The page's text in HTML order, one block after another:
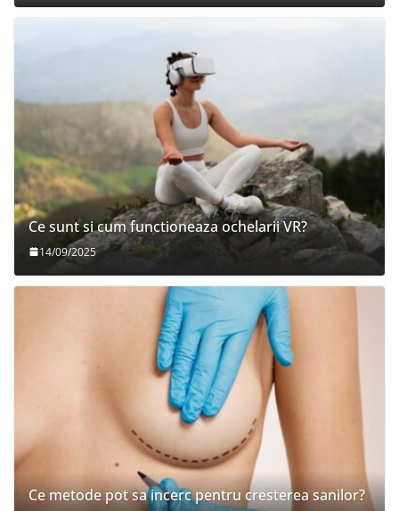
Ce sunt si cum functioneaza ochelarii VR?
14/09/2025
Ce metode pot sa incerc pentru cresterea sanilor?